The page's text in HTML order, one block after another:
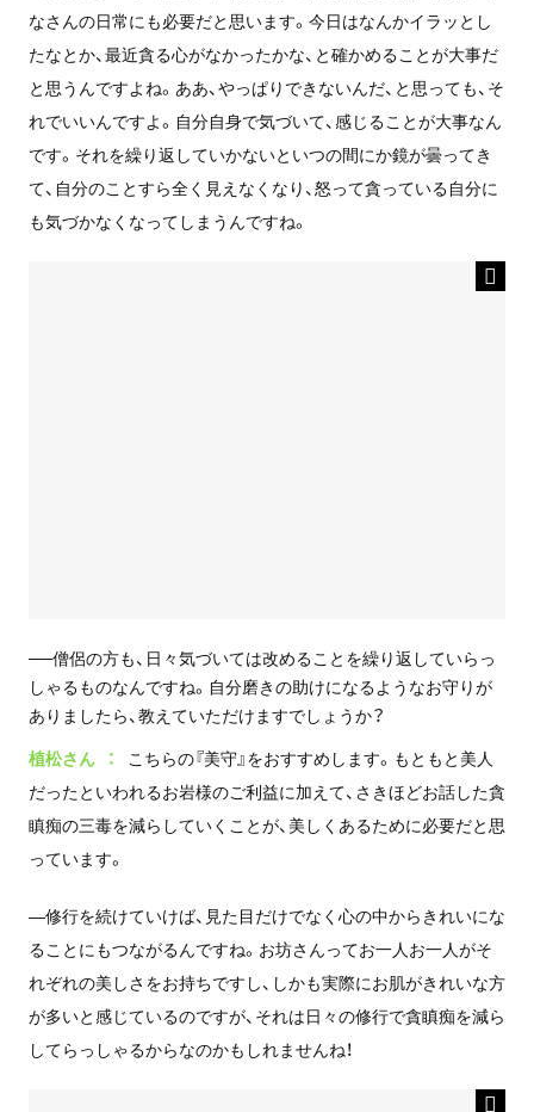
なさんの日常にも必要だと思います。今日はなんかイラッとし
たなとか、最近貪る心がなかったかな、と確かめることが大事だ
と思うんですよね。ああ、やっぱりできないんだ、と思っても、そ
れでいいんですよ。自分自身で気づいて、感じることが大事なん
です。それを繰り返していかないといつの間にか鏡が曇ってき
て、自分のことすら全く見えなくなり、怒って貪っている自分に
も気づかなくなってしまうんですね。
──僧侶の方も、日々気づいては改めることを繰り返していらっ
しゃるものなんですね。自分磨きの助けになるようなお守りが
ありましたら、教えていただけますでしょうか？
植松さん
こちらの『美守』をおすすめします。もともと美人
だったといわれるお岩様のご利益に加えて、さきほどお話した貪
瞋痴の三毒を減らしていくことが、美しくあるために必要だと思
っています。
―修行を続けていけば、見た目だけでなく心の中からきれいにな
ることにもつながるんですね。お坊さんってお一人お一人がそ
れぞれの美しさをお持ちですし、しかも実際にお肌がきれいな方
が多いと感じているのですが、それは日々の修行で貪瞋痴を減ら
してらっしゃるからなのかもしれませんね！